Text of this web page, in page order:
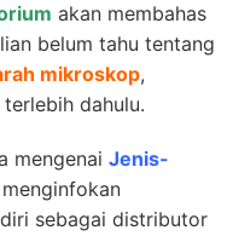
akan membahas
belum tahu tentang
mikroskop,
dahulu.
mengenai Jenis-
sebagai distributor